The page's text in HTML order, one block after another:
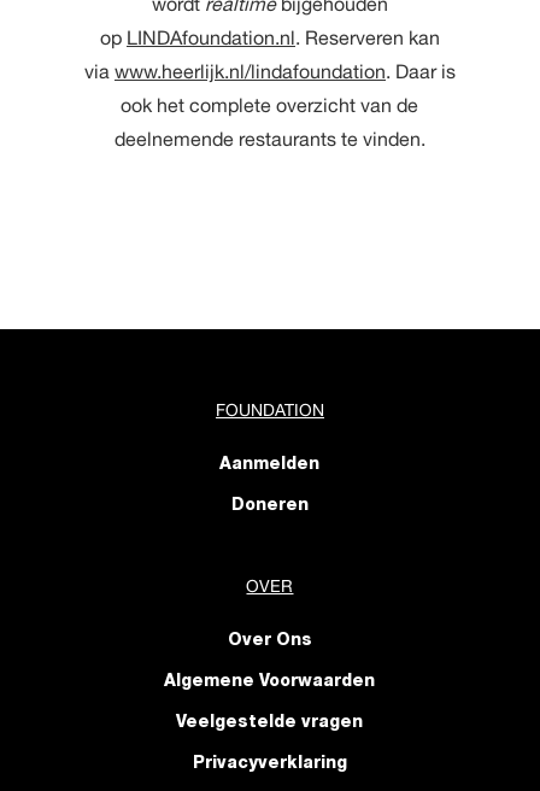
op LINDAfoundation.nl. Reserveren kan
via www.heerlijk.nl/lindafoundation. Daar is
ook het complete overzicht van de
deelnemende restaurants te vinden.
FOUNDATION
Aanmelden
Doneren
OVER
Over Ons
Algemene Voorwaarden
Veelgestelde vragen
Privacyverklaring